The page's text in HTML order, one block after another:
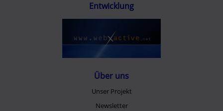
Entwicklung
Über uns
Unser Projekt
Newsletter